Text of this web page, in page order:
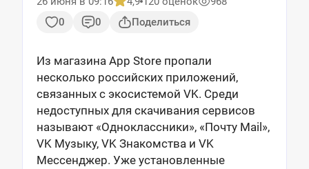
0
0 Поделиться
Из магазина App Store пропали
несколько российских приложений,
связанных с экосистемой VK. Среди
недоступных для скачивания сервисов
называют «Одноклассники», «Почту Mail»,
VK Музыку, VK Знакомства и VK
Мессенджер. Уже установленные